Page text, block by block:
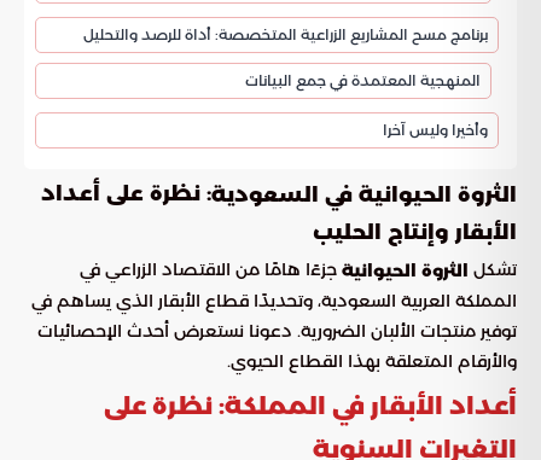
برنامج مسح المشاريع الزراعية المتخصصة: أداة للرصد والتحليل
المنهجية المعتمدة في جمع البيانات
وأخيرا وليس آخرا
الثروة الحيوانية في السعودية: نظرة على أعداد
الأبقار وإنتاج الحليب
تشكل الثروة الحيوانية جزءًا هامًا من الاقتصاد الزراعي في
المملكة العربية السعودية، وتحديدًا قطاع الأبقار الذي يساهم في
توفير منتجات الألبان الضرورية. دعونا نستعرض أحدث الإحصائيات
والأرقام المتعلقة بهذا القطاع الحيوي.
أعداد الأبقار في المملكة: نظرة على
التغيرات السنوية